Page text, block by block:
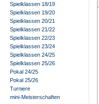
Spielklassen 18/19
Spielklassen 19/20
Spielklassen 20/21
Spielklassen 21/22
Spielklassen 22/23
Spielklassen 23/24
Spielklassen 24/25
Spielklassen 25/26
Pokal 24/25
Pokal 25/26
Turniere
mini-Meisterschaften